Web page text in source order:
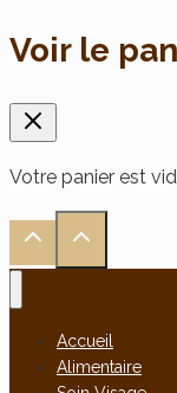
Voir le
Votre panier est
Accueil
Alimentaire